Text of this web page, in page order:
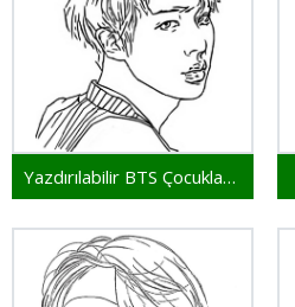
Yazdırılabilir BTS Çocuklar İçin